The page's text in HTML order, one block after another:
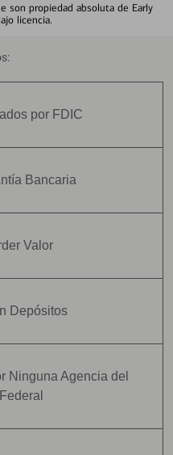
son propiedad absoluta de Early
licencia.
por FDIC
Bancaria
Valor
Depósitos
Ninguna Agencia del